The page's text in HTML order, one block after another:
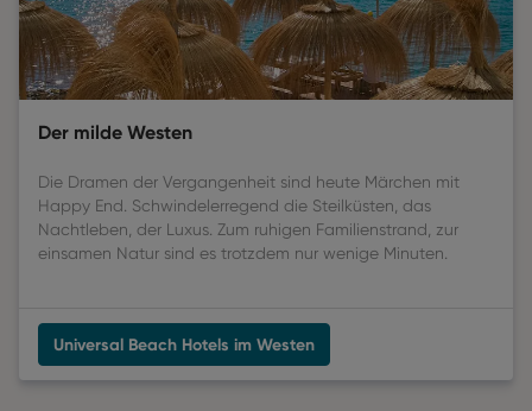
Der milde Westen
Die Dramen der Vergangenheit sind heute Märchen mit
Happy End. Schwindelerregend die Steilküsten, das
Nachtleben, der Luxus. Zum ruhigen Familienstrand, zur
einsamen Natur sind es trotzdem nur wenige Minuten.
Universal Beach Hotels im Westen